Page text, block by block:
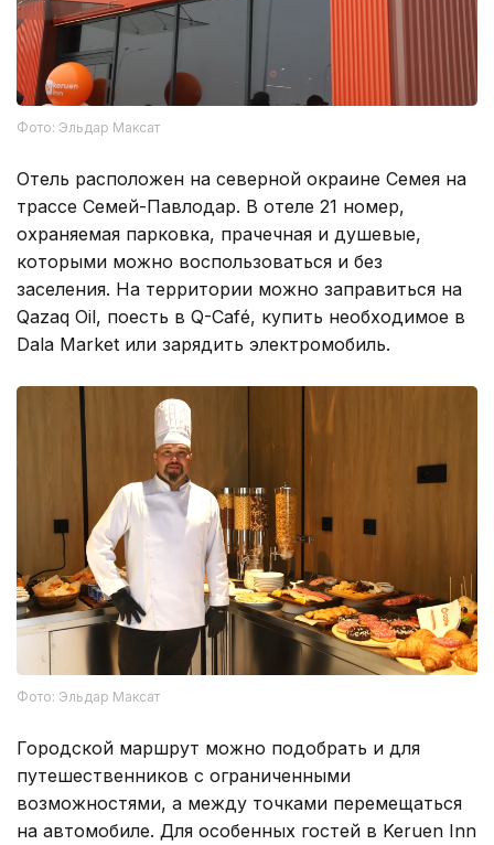
Фото: Эльдар Максат
Отель расположен на северной окраине Семея на
трассе Семей-Павлодар. В отеле 21 номер,
охраняемая парковка, прачечная и душевые,
которыми можно воспользоваться и без
заселения. На территории можно заправиться на
Qazaq Oil, поесть в Q-Café, купить необходимое в
Dala Market или зарядить электромобиль.
Фото: Эльдар Максат
Городской маршрут можно подобрать и для
путешественников с ограниченными
возможностями, а между точками перемещаться
на автомобиле. Для особенных гостей в Keruen Inn